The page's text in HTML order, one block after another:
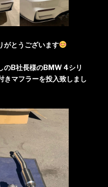
がとうございます
のB社長様のBMW 4シリ
マフラーを投入致しまし